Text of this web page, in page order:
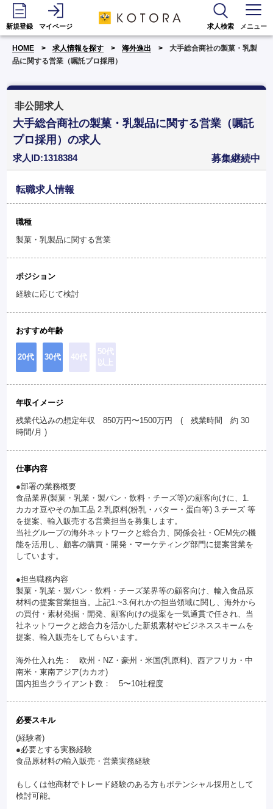
新規登録 マイページ 求人検索 メニュー
HOME 求人情報を探す 海外進出
大手総合商社の製菓・乳製
品に関する営業（嘱託プロ採用）
非公開求人
大手総合商社の製菓・乳製品に関する営業（嘱託
プロ採用）の求人
求人ID:1318384 募集継続中
転職求人情報
職種
製菓・乳製品に関する営業
ポジション
経験に応じて検討
おすすめ年齢
20代 30代 40代
50代
以上
年収イメージ
残業代込みの想定年収 850万円〜1500万円 ( 残業時間 約 30
時間/月 )
仕事内容
●部署の業務概要
食品業界(製菓・乳業・製パン・飲料・チーズ等)の顧客向けに、1.
カカオ豆やその加工品 2.乳原料(粉乳・バター・蛋白等) 3.チーズ 等
を提案、輸入販売する営業担当を募集します。
当社グループの海外ネットワークと総合力、関係会社・OEM先の機
能を活用し、顧客の購買・開発・マーケティング部門に提案営業を
しています。
●担当職務内容
製菓・乳業・製パン・飲料・チーズ業界等の顧客向け、輸入食品原
材料の提案営業担当。上記1.~3.何れかの担当領域に関し、海外から
の買付・素材発掘・開発、顧客向けの提案を一気通貫で任され、当
社ネットワークと総合力を活かした新規素材やビジネススキームを
提案、輸入販売をしてもらいます。
海外仕入れ先： 欧州・NZ・豪州・米国(乳原料)、西アフリカ・中
南米・東南アジア(カカオ)
国内担当クライアント数： 5〜10社程度
必要スキル
(経験者)
●必要とする実務経験
食品原材料の輸入販売・営業実務経験
もしくは他商材でトレード経験のある方もポテンシャル採用として
検討可能。